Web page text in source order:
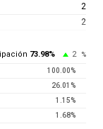
2
2
73.98% 2 %
100.00%
26.01 %
1.15%
1.68%